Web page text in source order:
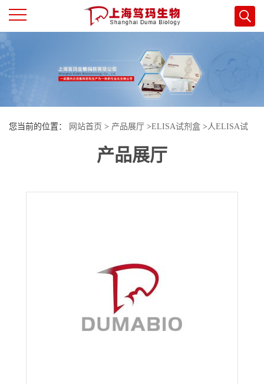
页
司
您当前的位置： 网站首页 > 产品展厅 >ELISA试剂盒 >人ELISA试
人微管蛋白α3C(TUBα3C)酶联免疫试剂盒
产品展厅